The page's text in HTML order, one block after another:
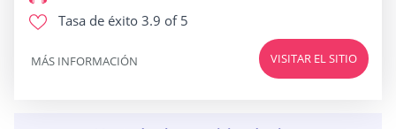
Tasa de éxito 3.9 of 5
VISITAR EL SITIO
MÁS INFORMACIÓN